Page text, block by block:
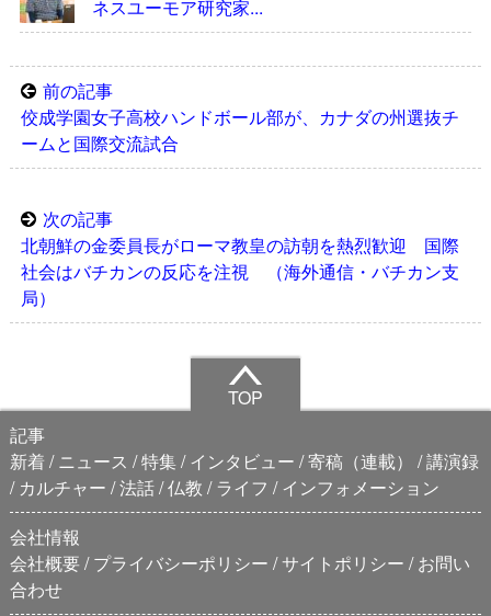
ネスユーモア研究家...
前の記事
佼成学園女子高校ハンドボール部が、カナダの州選抜チ
ームと国際交流試合
次の記事
北朝鮮の金委員長がローマ教皇の訪朝を熱烈歓迎 国際
社会はバチカンの反応を注視 （海外通信・バチカン支
局）
TOP
記事
新着
ニュース 特集 インタビュー 寄稿（連載）
講演録
カルチャー 法話 仏教 ライフ
インフォメーション
会社情報
会社概要 プライバシーポリシー サイトポリシー
お問い
合わせ